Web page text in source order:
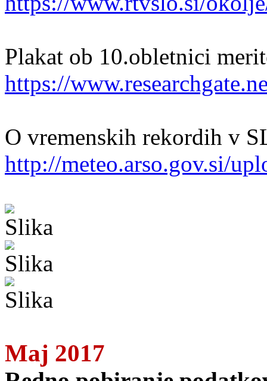
Plakat ob 10.obletnici
https://
O vremenskih rekordih v
http://meteo.arso.gov.si/
Maj 2017